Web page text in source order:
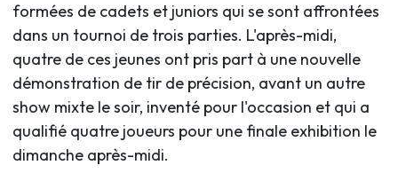
formées de cadets et juniors qui se sont affrontées
dans un tournoi de trois parties. L'après-midi,
quatre de ces jeunes ont pris part à une nouvelle
démonstration de tir de précision, avant un autre
show mixte le soir, inventé pour l'occasion et qui a
qualifié quatre joueurs pour une finale exhibition le
dimanche après-midi.